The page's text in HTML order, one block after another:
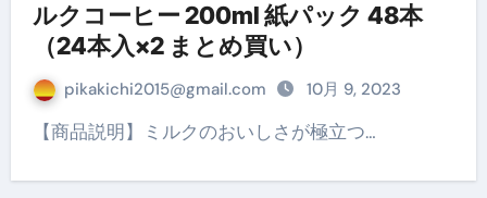
ルクコーヒー 200ml 紙パック 48本
（24本入×2 まとめ買い）
pikakichi2015@gmail.com 10月 9, 2023
【商品説明】ミルクのおいしさが極立つ…